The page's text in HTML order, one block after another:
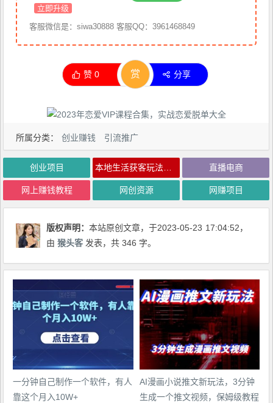
立即升级
客服微信是：siwa30888 客服QQ：3961468849
赞0 赏 分享
所属分类： 创业赚钱 引流推广
创业项目 本地生活获客玩法，​9节线上课，全方位实体商家运营详解 直播电商
网上赚钱教程 网创资源 网赚项目
版权声明：本站原创文章，于2023-05-23 17:04:52，
由猴头客 发表，共 346 字。
一分钟自己制作一个软件，有人
靠这个月入10W+
AI漫画小说推文新玩法，3分钟
生成一个推文视频，保姆级教程